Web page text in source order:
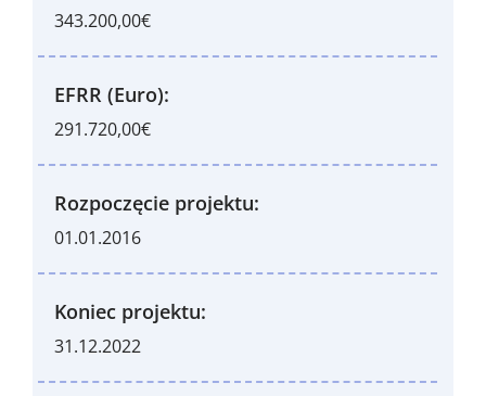
343.200,00€
EFRR (Euro):
291.720,00€
Rozpoczęcie projektu:
01.01.2016
Koniec projektu:
31.12.2022